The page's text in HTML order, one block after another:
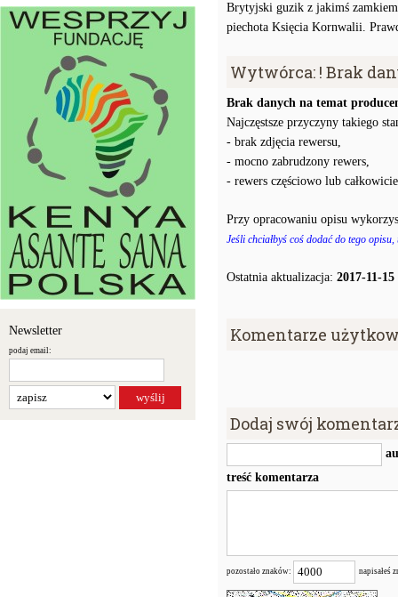
Newsletter
podaj email:
Brytyjski guzik z jakimś
piechota Księcia Kornwalii.
Wytwórca: ! Brak
Brak danych na temat
Najczęstsze przyczyny takiego
- brak zdjęcia rewersu,
- mocno zabrudzony rewers,
- rewers częściowo lub
Przy opracowaniu opisu
Jeśli chciałbyś coś dodać do tego
Ostatnia aktualizacja: 2017-11-15
Komentarze
Dodaj swój
treść komentarza
pozostało znaków: napisałeś